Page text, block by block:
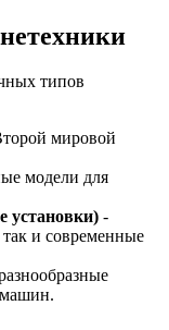
типов
мировой
модели для
установки) -
и современные